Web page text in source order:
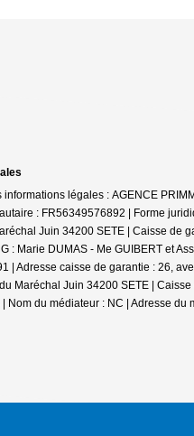
informations légales : AGENCE
: FR56349576892 | Forme
Juin 34200 SETE | Caisse de
: Marie DUMAS - Me GUIBERT et
| Adresse caisse de garantie : 26,
Maréchal Juin 34200 SETE |
Nom du médiateur : NC | Adresse du